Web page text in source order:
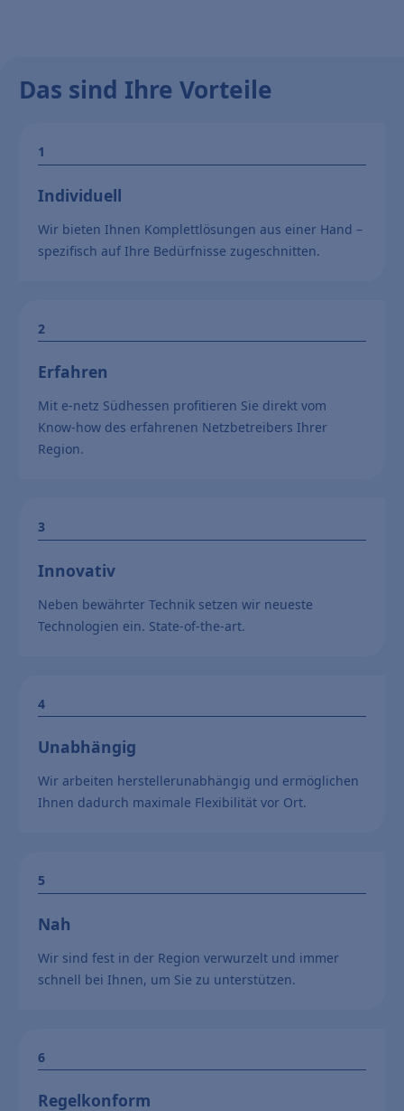
Das sind Ihre Vorteile
Individuell
Wir bieten Ihnen Komplettlösungen aus einer Hand –
spezifisch auf Ihre Bedürfnisse zugeschnitten.
Erfahren
Mit e-netz Südhessen profitieren Sie direkt vom
Know-how des erfahrenen Netzbetreibers Ihrer
Region.
Innovativ
Neben bewährter Technik setzen wir neueste
Technologien ein. State-of-the-art.
Unabhängig
Wir arbeiten herstellerunabhängig und ermöglichen
Ihnen dadurch maximale Flexibilität vor Ort.
Nah
Wir sind fest in der Region verwurzelt und immer
schnell bei Ihnen, um Sie zu unterstützen.
Regelkonform